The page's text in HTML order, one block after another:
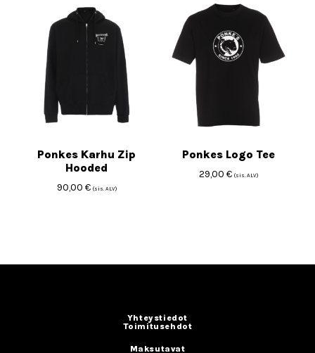
Ponkes Karhu Zip
Hooded
90,00 € (sis. ALV)
Ponkes Logo Tee
29,00 € (sis. ALV)
Yhteystiedot
Toimitusehdot
Maksutavat